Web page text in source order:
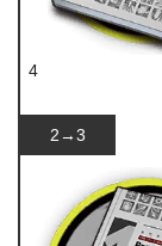
4
2→3